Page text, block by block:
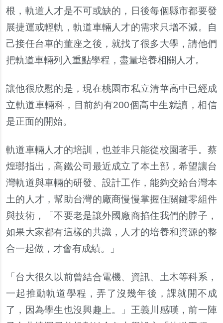
根，軌道人才是不可或缺的，日後每個縣市都要發
展捷運或輕軌，軌道車輛人才的需求只增不減。自
己接任台車的董座之後，就找了很多大學，請他們
把軌道車輛列入重點學程，盡量培養相關人才。
讓他很欣慰的是，現在桃園市私立清華高中已經成
立軌道車輛科，目前約有200個高中生就讀，相信
是正面的開始。
軌道車輛人才的培訓，也並非只能從校園著手。蔡
煌瑯指出，高鐵公司最近成立了本土部，希望讓台
灣軌道與車輛的研發、設計工作，能夠交給台灣本
土的人才，幫助台灣的廠商慢慢掌握住關鍵零組件
與技術，「不要老是讓外國廠商掐住我們的脖子，
如果大家都有這樣的共識，人才的培養和資源的整
合一起做，才會有成績。」
「台大很久以前曾結合電機、資訊、土木等科系，
一起推動軌道學程，弄了沒幾年後，課就開不成
了，因為學生也沒興趣上。」王義川感嘆，前一陣